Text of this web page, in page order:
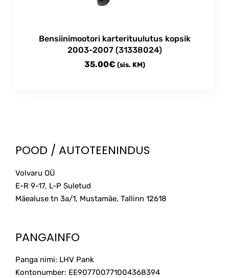
pageBensiinimootori karterituulutus kopsik
2003-2007 (31338024)
35.00€ (sis. KM)
POOD / AUTOTEENINDUS
Volvaru OÜ
E-R 9-17, L-P Suletud
Mäealuse tn 3a/1, Mustamäe, Tallinn 12618
PANGAINFO
Panga nimi: LHV Pank
Kontonumber: EE907700771004368394